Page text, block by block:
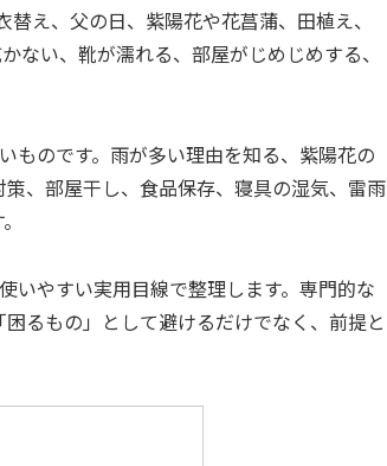
え、父の日、紫陽花や花菖蒲、田植え、
ない、靴が濡れる、部屋がじめじめする、
ものです。雨が多い理由を知る、紫陽花の
、部屋干し、食品保存、寝具の湿気、雷雨
いやすい実用目線で整理します。専門的な
るもの」として避けるだけでなく、前提と